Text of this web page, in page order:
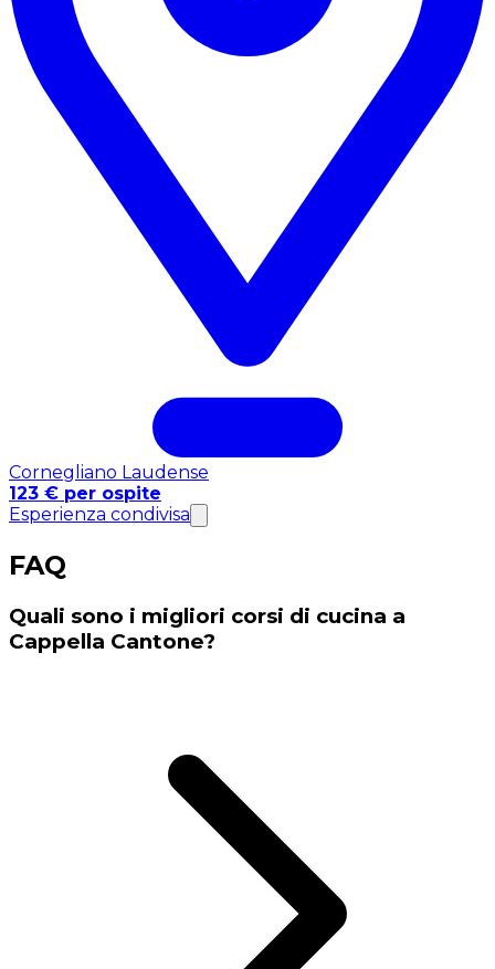
Cornegliano Laudense
123 € per ospite
Esperienza condivisa
FAQ
Quali sono i migliori corsi di cucina a
Cappella Cantone?